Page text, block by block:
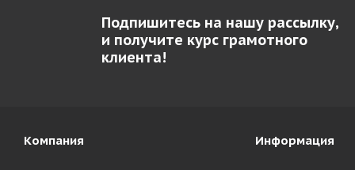
Подпишитесь на нашу рассылку,
и получите курс грамотного
клиента!
Компания Информация